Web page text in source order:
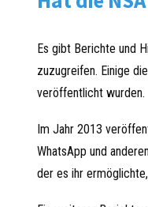
Es gibt Berichte und
zuzugreifen. Einige
veröffentlicht wurden.
Im Jahr 2013
WhatsApp und
der es ihr